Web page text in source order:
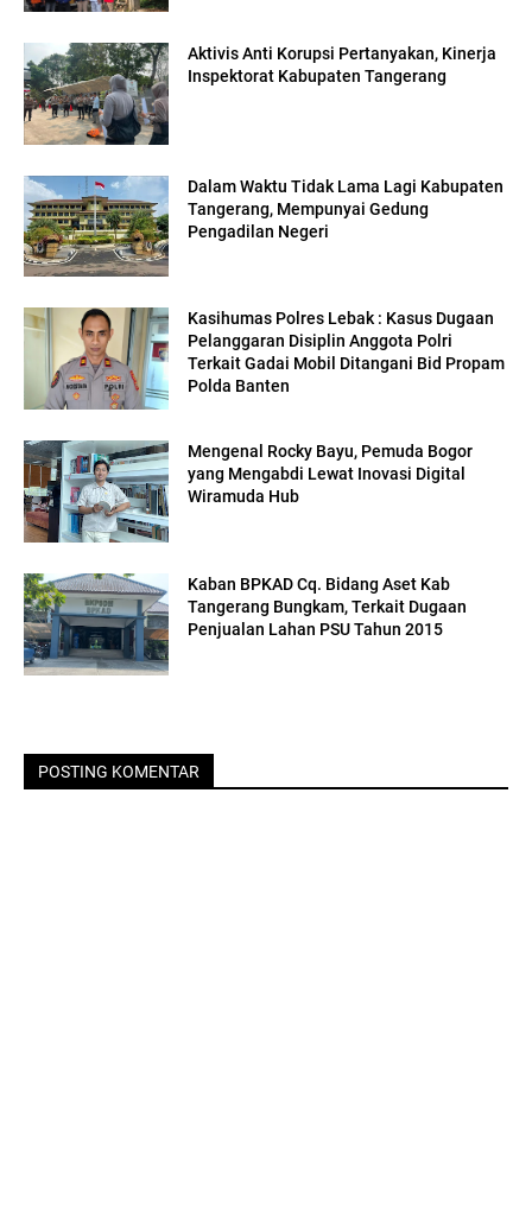
Aktivis Anti Korupsi Pertanyakan, Kinerja
Inspektorat Kabupaten Tangerang
Dalam Waktu Tidak Lama Lagi Kabupaten
Tangerang, Mempunyai Gedung
Pengadilan Negeri
Kasihumas Polres Lebak : Kasus Dugaan
Pelanggaran Disiplin Anggota Polri
Terkait Gadai Mobil Ditangani Bid Propam
Polda Banten
Mengenal Rocky Bayu, Pemuda Bogor
yang Mengabdi Lewat Inovasi Digital
Wiramuda Hub
Kaban BPKAD Cq. Bidang Aset Kab
Tangerang Bungkam, Terkait Dugaan
Penjualan Lahan PSU Tahun 2015
POSTING KOMENTAR